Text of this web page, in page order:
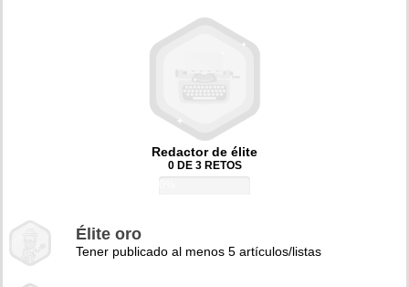
Redactor de élite
0 DE 3 RETOS
Élite oro
Tener publicado al menos 5 artículos/listas